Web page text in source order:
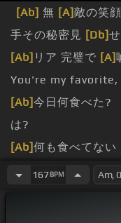
[Ab] 無 [A]敵の笑
手その秘密見 [Db]
[Ab] リア 完璧で [A]
You're my favorite,
[Ab]今日何食べた?
は?
[Ab]何も食べてない
のらりくらり
167BPM